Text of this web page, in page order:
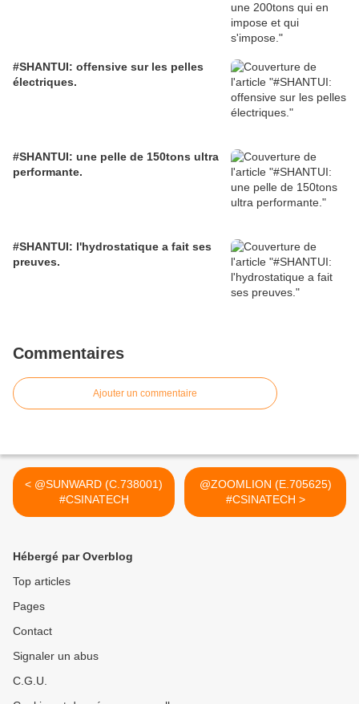
#SHANTUI: offensive sur les pelles
électriques.
#SHANTUI: une pelle de 150tons ultra
performante.
#SHANTUI: l'hydrostatique a fait ses
preuves.
Commentaires
Ajouter un commentaire
< @SUNWARD (C.738001)
#CSINATECH
@ZOOMLION (E.705625)
#CSINATECH >
Hébergé par Overblog
Top articles
Pages
Contact
Signaler un abus
C.G.U.